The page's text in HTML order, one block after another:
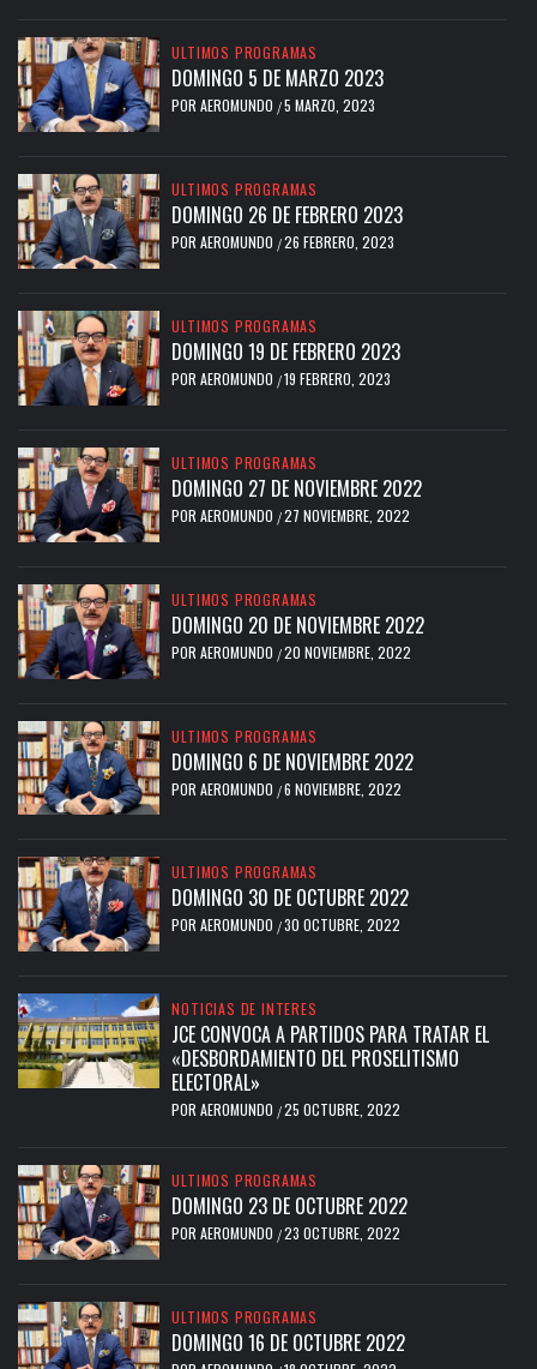
ULTIMOS PROGRAMAS
DOMINGO 5 DE MARZO 2023
POR AEROMUNDO /5 MARZO, 2023
ULTIMOS PROGRAMAS
DOMINGO 26 DE FEBRERO 2023
POR AEROMUNDO /26 FEBRERO, 2023
ULTIMOS PROGRAMAS
DOMINGO 19 DE FEBRERO 2023
POR AEROMUNDO /19 FEBRERO, 2023
ULTIMOS PROGRAMAS
DOMINGO 27 DE NOVIEMBRE 2022
POR AEROMUNDO /27 NOVIEMBRE, 2022
ULTIMOS PROGRAMAS
DOMINGO 20 DE NOVIEMBRE 2022
POR AEROMUNDO /20 NOVIEMBRE, 2022
ULTIMOS PROGRAMAS
DOMINGO 6 DE NOVIEMBRE 2022
POR AEROMUNDO /6 NOVIEMBRE, 2022
ULTIMOS PROGRAMAS
DOMINGO 30 DE OCTUBRE 2022
POR AEROMUNDO /30 OCTUBRE, 2022
NOTICIAS DE INTERES
JCE CONVOCA A PARTIDOS PARA TRATAR EL
«DESBORDAMIENTO DEL PROSELITISMO
ELECTORAL»
POR AEROMUNDO /25 OCTUBRE, 2022
ULTIMOS PROGRAMAS
DOMINGO 23 DE OCTUBRE 2022
POR AEROMUNDO /23 OCTUBRE, 2022
ULTIMOS PROGRAMAS
DOMINGO 16 DE OCTUBRE 2022